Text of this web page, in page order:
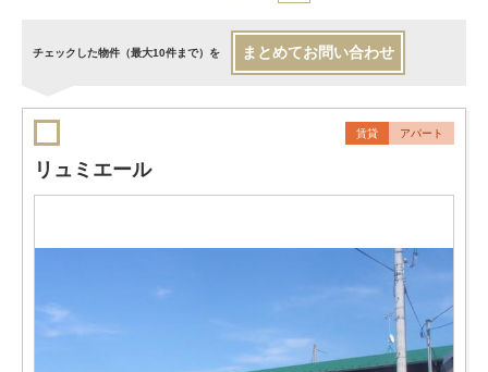
チェックした物件（最大10件まで）を まとめてお問い合わせ
賃貸 アパート
リュミエール